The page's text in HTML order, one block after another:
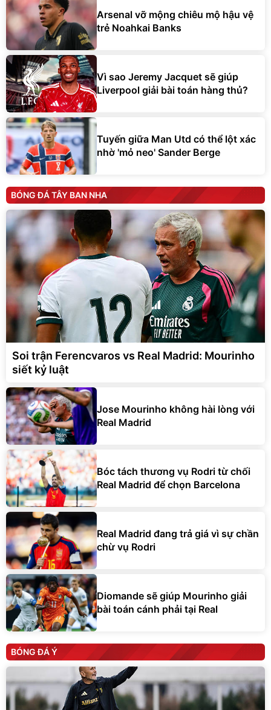
Arsenal vỡ mộng chiêu mộ hậu vệ
trẻ Noahkai Banks
Vì sao Jeremy Jacquet sẽ giúp
Liverpool giải bài toán hàng thủ?
Tuyến giữa Man Utd có thể lột xác
nhờ 'mỏ neo' Sander Berge
BÓNG ĐÁ TÂY BAN NHA
Soi trận Ferencvaros vs Real Madrid: Mourinho
siết kỷ luật
Jose Mourinho không hài lòng với
Real Madrid
Bóc tách thương vụ Rodri từ chối
Real Madrid để chọn Barcelona
Real Madrid đang trả giá vì sự chần
chừ vụ Rodri
Diomande sẽ giúp Mourinho giải
bài toán cánh phải tại Real
BÓNG ĐÁ Ý